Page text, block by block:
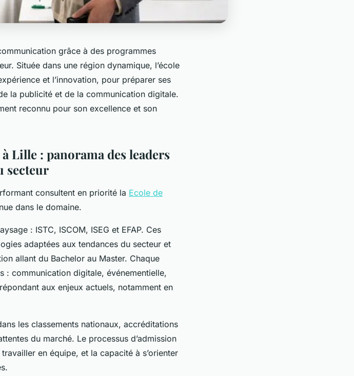
grâce à des programmes
Située dans une région dynamique, l’école
et l’innovation, pour préparer ses
la publicité et de la communication digitale.
reconnu pour son excellence et son
Lille : panorama des leaders
secteur
consultent en priorité la Ecole de
dans le domaine.
: ISTC, ISCOM, ISEG et EFAP. Ces
adaptées aux tendances du secteur et
allant du Bachelor au Master. Chaque
: communication digitale, événementielle,
aux enjeux actuels, notamment en
les classements nationaux, accréditations
du marché. Le processus d’admission
en équipe, et la capacité à s’orienter